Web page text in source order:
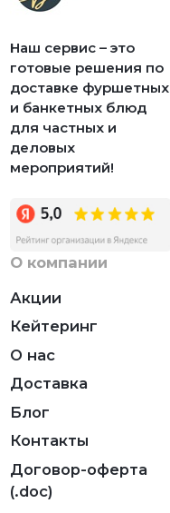
Наш сервис – это
готовые решения по
доставке фуршетных
и банкетных блюд
для частных и
деловых
мероприятий!
О компании
Акции
Кейтеринг
О нас
Доставка
Блог
Контакты
Договор-оферта
(.doc)